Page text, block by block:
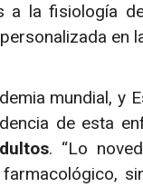
a la fisiología
en
mundial, y
de esta
. “Lo